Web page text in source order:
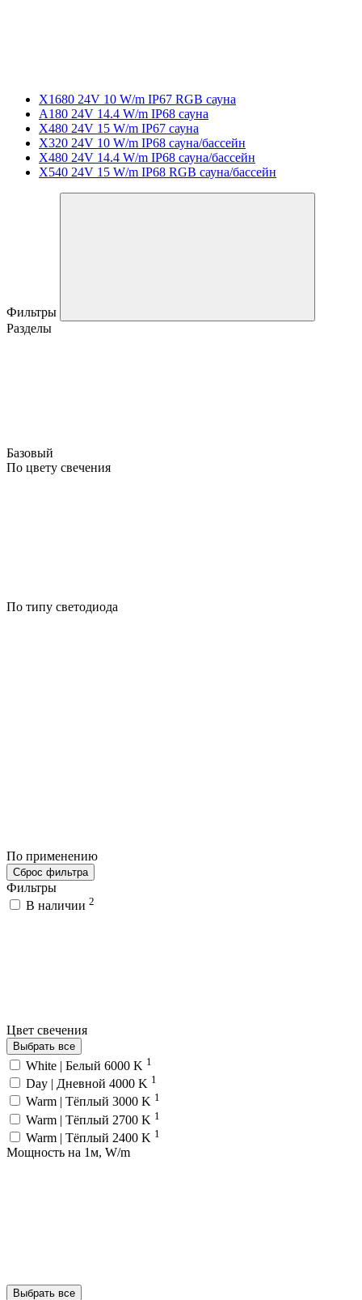
X1680 24V 10 W/m IP67 RGB сауна
A180 24V 14.4 W/m IP68 сауна
X480 24V 15 W/m IP67 сауна
X320 24V 10 W/m IP68 сауна/бассейн
X480 24V 14.4 W/m IP68 сауна/бассейн
X540 24V 15 W/m IP68 RGB сауна/бассейн
Фильтры
Разделы
Базовый
По цвету свечения
По типу светодиода
По применению
Сброс фильтра
Фильтры
В наличии 2
Цвет свечения
Выбрать все
White | Белый 6000 K 1
Day | Дневной 4000 K 1
Warm | Тёплый 3000 K 1
Warm | Тёплый 2700 K 1
Warm | Тёплый 2400 K 1
Мощность на 1м, W/m
Выбрать все